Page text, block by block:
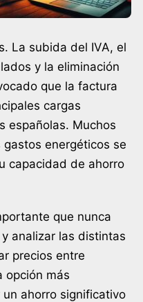
La subida del IVA, el
y la eliminación
que la factura
cargas
españolas. Muchos
energéticos se
capacidad de ahorro
que nunca
analizar las distintas
precios entre
opción más
ahorro significativo